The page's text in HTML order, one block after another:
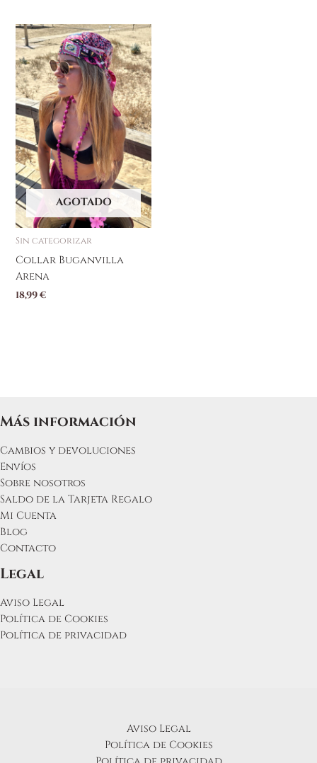
AGOTADO
Sin categorizar
Collar Buganvilla
Arena
18,99€
Más información
Cambios y devoluciones
Envíos
Sobre nosotros
Saldo de la Tarjeta Regalo
Mi Cuenta
Blog
Contacto
Legal
Aviso Legal
Política de Cookies
Política de privacidad
Aviso Legal
Política de Cookies